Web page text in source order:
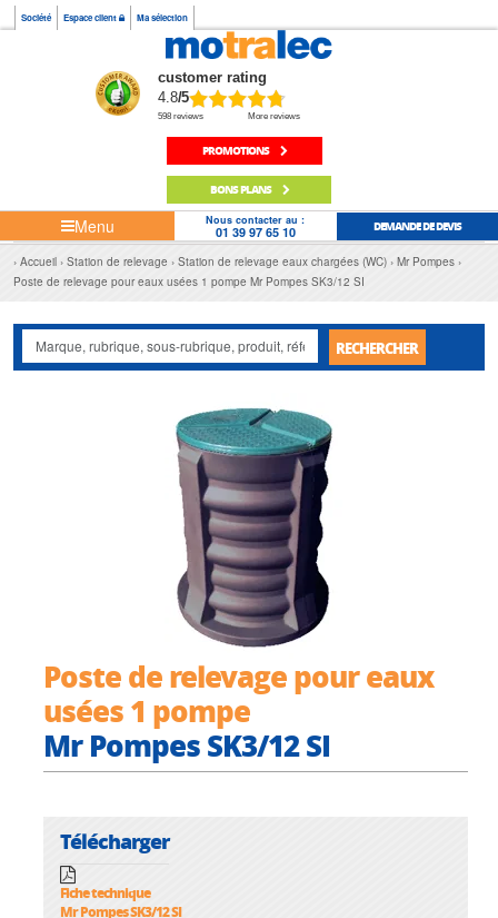
Société Espace client Ma sélection
customer rating
4.8/5
598 reviews More reviews
PROMOTIONS
BONS PLANS
Menu Nous contacter au :
01 39 97 65 10 DEMANDE DE DEVIS
Accueil Station de relevage Station de relevage eaux chargées (WC)
Mr Pompes
Poste de relevage pour eaux usées 1 pompe Mr Pompes SK3/12 SI
RECHERCHER
Poste de relevage pour eaux
usées 1 pompe
Mr Pompes SK3/12 SI
Télécharger
Fiche technique
Mr Pompes SK3/12 SI